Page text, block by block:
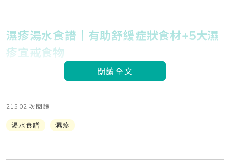
濕疹湯水食譜｜有助舒緩症狀食材+5大濕
疹宜戒食物
閱讀全文
21502 次閱讀
湯水食譜 濕疹